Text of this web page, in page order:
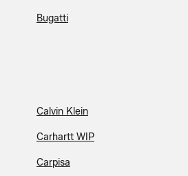
Bugatti
Calvin Klein
Carhartt WIP
Carpisa